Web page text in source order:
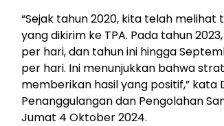
“Sejak tahun 2020, kita telah
yang dikirim ke TPA. Pada tahun
per hari, dan tahun ini hingga
per hari. Ini menunjukkan bahwa
memberikan hasil yang positif,” kata
Penanggulangan dan Pengolahan
Jumat 4 Oktober 2024.